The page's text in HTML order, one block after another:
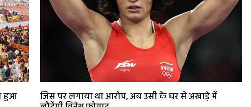
हुआ जिस पर लगाया था आरोप, अब उसी के घर से अखाड़े में